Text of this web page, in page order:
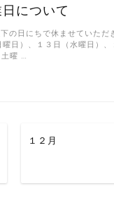
について
の日にちで休ませていた
日）、１３日（水曜日）
土曜 …
１２月